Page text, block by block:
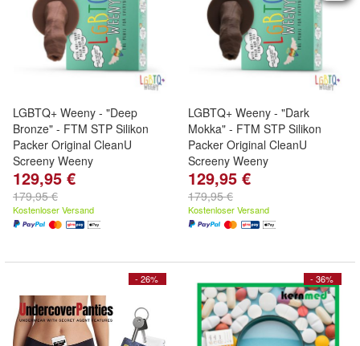
LGBTQ+ Weeny - "Deep
Bronze" - FTM STP Silikon
Packer Original CleanU
Screeny Weeny
The Penis for everybody - sei
du selbst! Farbe: "Deep
Bronze" + Alle Formen
129,95 €
179,95 €
Kostenloser Versand
LGBTQ+ Weeny - "Dark
Mokka" - FTM STP Silikon
Packer Original CleanU
Screeny Weeny
The Penis for everybody - sei
du selbst! Farbe: "Dark Mokka"
+ Alle Formen
129,95 €
179,95 €
Kostenloser Versand
- 26% - 36%